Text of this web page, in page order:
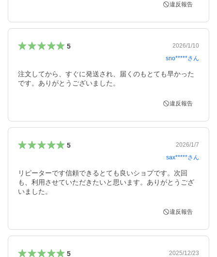
違反報告
5
2026/1/10
sno*****さん
注文してから、すぐに発送され、届くのもとても早かった
です。ありがとうございました。
違反報告
5
2026/1/7
sax*****さん
リピーターです信頼できるとても良いショプです。次回
も、利用させていただきたいと思います。ありがとうござ
いました。
違反報告
5 2025/12/23